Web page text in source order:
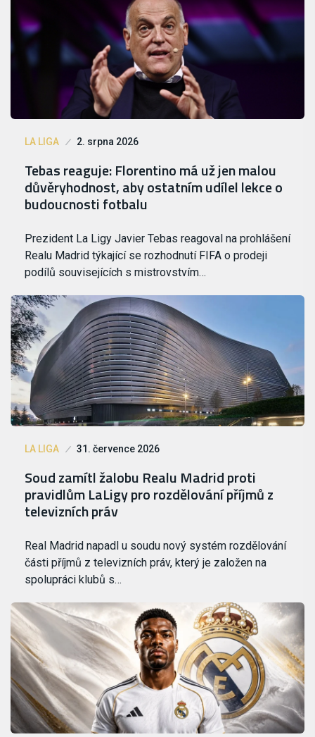
LA LIGA 2. srpna 2026
Tebas reaguje: Florentino má už jen malou
důvěryhodnost, aby ostatním udílel lekce o
budoucnosti fotbalu
Prezident La Ligy Javier Tebas reagoval na prohlášení
Realu Madrid týkající se rozhodnutí FIFA o prodeji
podílů souvisejících s mistrovstvím…
LA LIGA 31. července 2026
Soud zamítl žalobu Realu Madrid proti
pravidlům LaLigy pro rozdělování příjmů z
televizních práv
Real Madrid napadl u soudu nový systém rozdělování
části příjmů z televizních práv, který je založen na
spolupráci klubů s…